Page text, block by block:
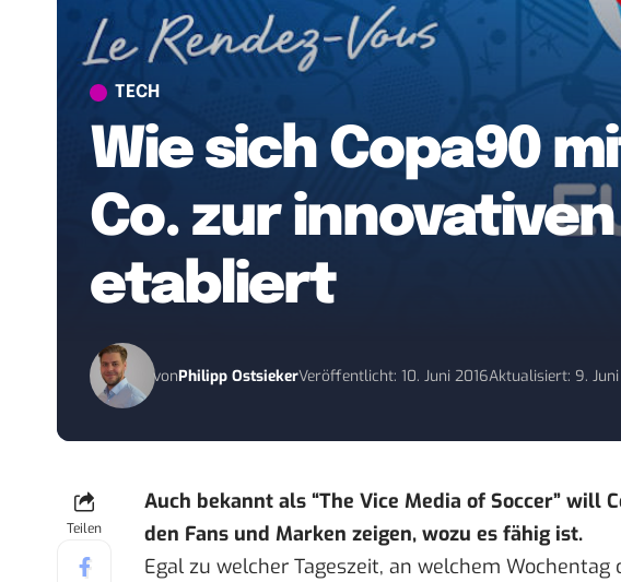
TECH
Wie sich Copa90
Co. zur
etabliert
vonPhilipp OstsiekerVeröffentlicht: 10. Juni 2016Aktualisiert: 9.
Teilen
Auch bekannt als “The Vice Media of Soccer” will
den Fans und Marken zeigen, wozu es fähig ist.
Egal zu welcher Tageszeit, an welchem Wochentag